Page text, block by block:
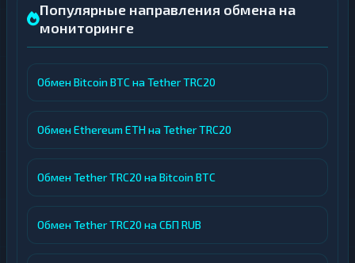
Популярные направления обмена на
мониторинге
Обмен Bitcoin BTC на Tether TRC20
Обмен Ethereum ETH на Tether TRC20
Обмен Tether TRC20 на Bitcoin BTC
Обмен Tether TRC20 на СБП RUB